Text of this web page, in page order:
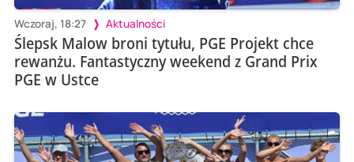
Wczoraj, 18:27 Aktualności
Ślepsk Malow broni tytułu, PGE Projekt chce
rewanżu. Fantastyczny weekend z Grand Prix
PGE w Ustce